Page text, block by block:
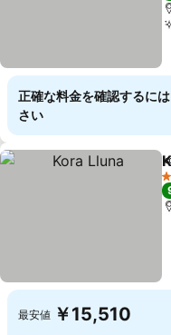
正確な料金を確認するに
さい
3
最安値 ￥15,510